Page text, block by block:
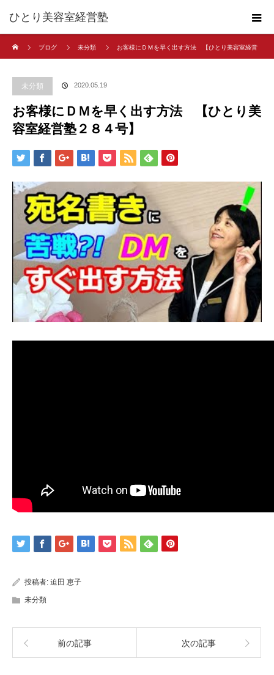
ひとり美容室経営塾
ブログ
未分類 お客様にＤＭを早く出す方法 【ひとり美容室経営
未分類 2020.05.19
お客様にＤＭを早く出す方法 【ひとり美
容室経営塾２８４号】
投稿者: 迫田 恵子
未分類
前の記事 次の記事